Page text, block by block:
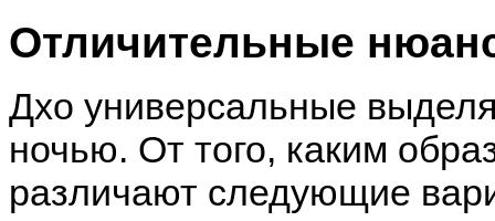
Отличительные
Дхо универсальные
ночью. От того, каким
различают следующие